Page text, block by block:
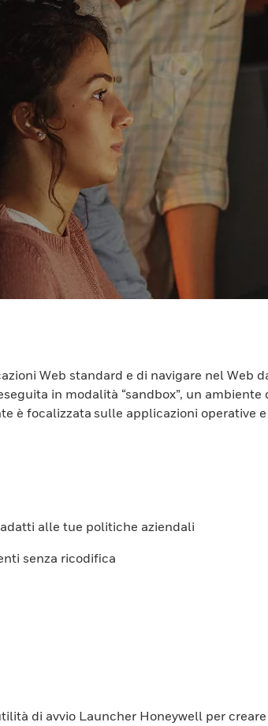
Web standard e di navigare nel Web
in modalità “sandbox”, un
è focalizzata sulle applicazioni
alle tue politiche aziendali
senza ricodifica
di avvio Launcher Honeywell per